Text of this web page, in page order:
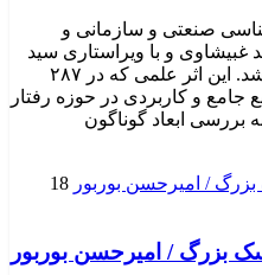
صنعتی و سازمانی و
غبیشاوی و با ویراستاری سید
محمدرضا حسینی علی‌آباد منتشر شد. این اثر علمی که در ۲۸۷
جامع و کاربردی در حوزه رفتار
بررسی ابعاد گوناگون
18
بزرگ / امیرحسن بوربور